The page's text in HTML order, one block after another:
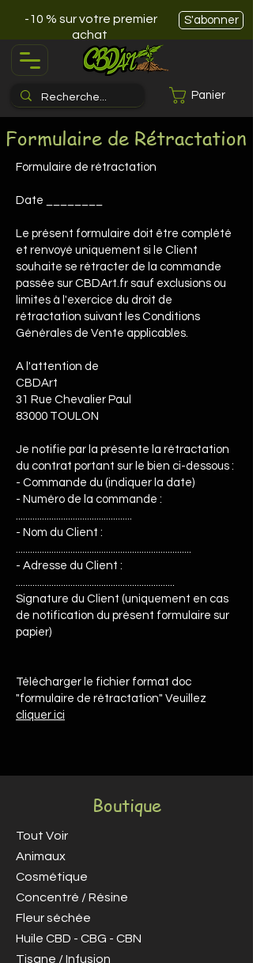
-10 % sur votre premier
achat
S'abonner
Panier
Formulaire de Rétractation
Formulaire de rétractation
Date ________
Le présent formulaire doit être complété
et renvoyé uniquement si le Client
souhaite se rétracter de la commande
passée sur CBDArt.fr sauf exclusions ou
limites à l'exercice du droit de
rétractation suivant les Conditions
Générales de Vente applicables.
A l'attention de
CBDArt
31 Rue Chevalier Paul
83000 TOULON
Je notifie par la présente la rétractation
du contrat portant sur le bien ci-dessous :
- Commande du (indiquer la date)
- Numéro de la commande :
.................................................
- Nom du Client :
..........................................................................
- Adresse du Client :
...................................................................
Signature du Client (uniquement en cas
de notification du présent formulaire sur
papier)
Télécharger le fichier format doc
"formulaire de rétractation" Veuillez
cliquer ici
Boutique
Tout Voir
Animaux
Cosmétique
Concentré / Résine
Fleur séchée
Huile CBD - CBG - CBN
Tisane / Infusion